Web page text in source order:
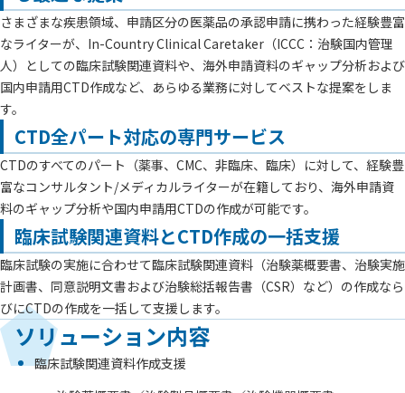
さまざまな疾患領域、申請区分の医薬品の承認申請に携わった経験豊富
なライターが、In-Country Clinical Caretaker（ICCC：治験国内管理
人）としての臨床試験関連資料や、海外申請資料のギャップ分析および
国内申請用CTD作成など、あらゆる業務に対してベストな提案をしま
す。
CTD全パート対応の専門サービス
CTDのすべてのパート（薬事、CMC、非臨床、臨床）に対して、経験豊
富なコンサルタント/メディカルライターが在籍しており、海外申請資
料のギャップ分析や国内申請用CTDの作成が可能です。
臨床試験関連資料とCTD作成の一括支援
臨床試験の実施に合わせて臨床試験関連資料（治験薬概要書、治験実施
計画書、同意説明文書および治験総括報告書（CSR）など）の作成なら
びにCTDの作成を一括して支援します。
ソリューション内容
臨床試験関連資料作成支援